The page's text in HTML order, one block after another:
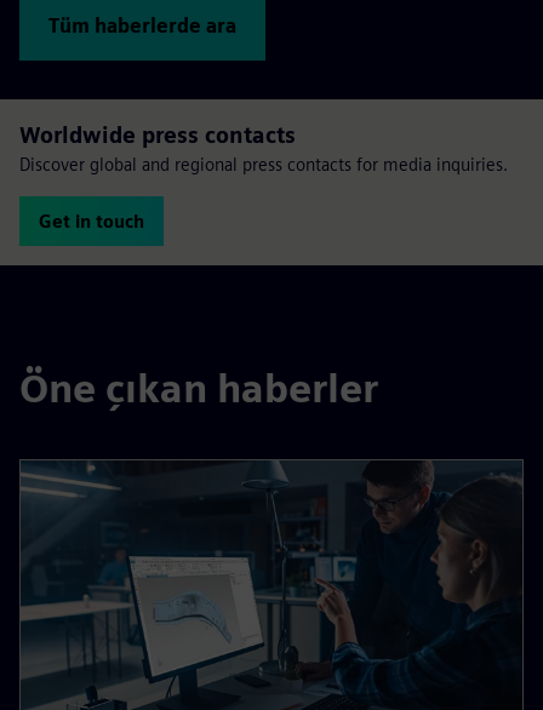
Tüm haberlerde ara
Worldwide press contacts
Discover global and regional press contacts for media inquiries.
Get in touch
Öne çıkan haberler